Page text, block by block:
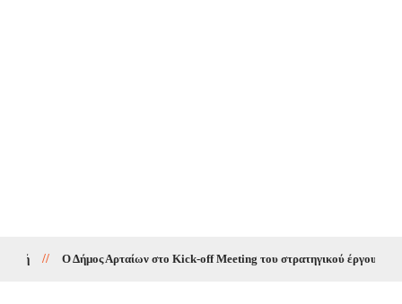
// Ο Δήμος Αρταίων στο Kick-off Meeting του στρατηγικού έργου